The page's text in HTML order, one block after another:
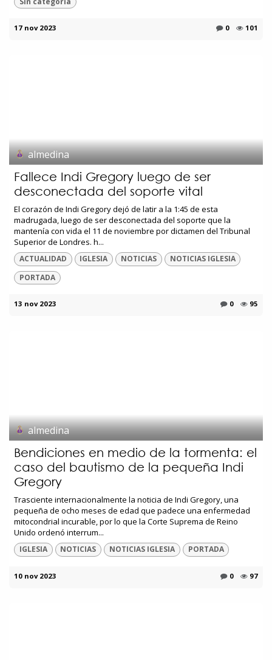
17 nov 2023 0 101
almedina
Fallece Indi Gregory luego de ser
desconectada del soporte vital
El corazón de Indi Gregory dejó de latir a la 1:45 de esta
madrugada, luego de ser desconectada del soporte que la
mantenía con vida el 11 de noviembre por dictamen del Tribunal
Superior de Londres. h...
ACTUALIDAD IGLESIA NOTICIAS
NOTICIAS IGLESIA
PORTADA
13 nov 2023 0 95
almedina
Bendiciones en medio de la tormenta: el
caso del bautismo de la pequeña Indi
Gregory
Trasciente internacionalmente la noticia de Indi Gregory, una
pequeña de ocho meses de edad que padece una enfermedad
mitocondrial incurable, por lo que la Corte Suprema de Reino
Unido ordenó interrum...
IGLESIA NOTICIAS NOTICIAS IGLESIA PORTADA
10 nov 2023 0 97